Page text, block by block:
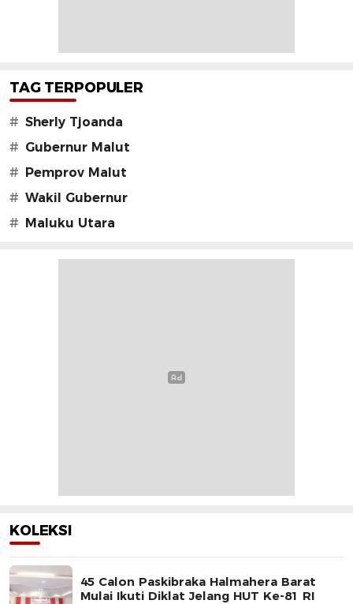
TAG TERPOPULER
# Sherly Tjoanda
# Gubernur Malut
#
Pemprov Malut
# Wakil Gubernur
#
Maluku Utara
KOLEKSI
45 Calon Paskibraka Halmahera Barat
Mulai Ikuti Diklat Jelang HUT Ke-81 RI